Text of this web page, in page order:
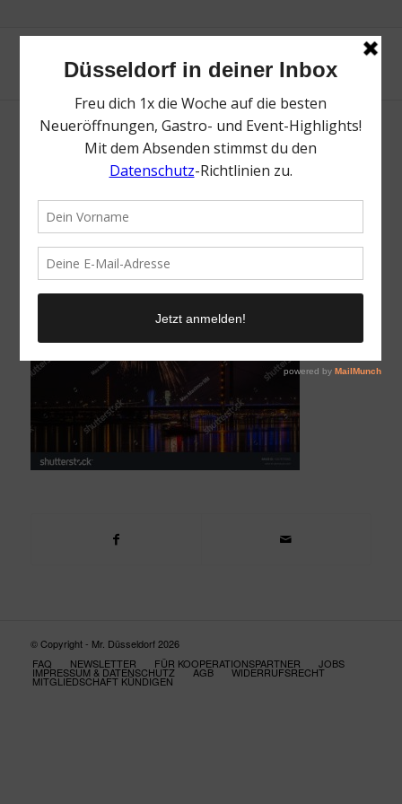
stock-photo-fireworks-over-the-rhine-river-
germany-1407873080
© Copyright - Mr. Düsseldorf 2026
FAQ
NEWSLETTER FÜR KOOPERATIONSPARTNER JOBS
IMPRESSUM & DATENSCHUTZ AGB WIDERRUFSRECHT
MITGLIEDSCHAFT KÜNDIGEN